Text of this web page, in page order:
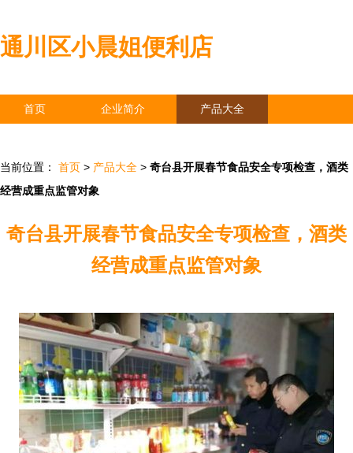
通川区小晨姐便利店
首页 企业简介 产品大全
当前位置： 首页 > 产品大全 > 奇台县开展春节食品安全专项检查，酒类
经营成重点监管对象
奇台县开展春节食品安全专项检查，酒类
经营成重点监管对象